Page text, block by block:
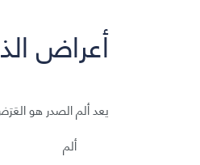
أعراض
يعد ألم الصدر هو
ألم